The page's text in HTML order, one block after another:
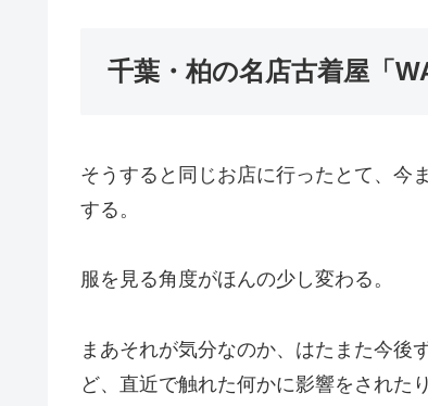
千葉・柏の名店古着屋「
そうすると同じお店に行ったとて、今
する。
服を見る角度がほんの少し変わる。
まあそれが気分なのか、はたまた今後
ど、直近で触れた何かに影響をされた